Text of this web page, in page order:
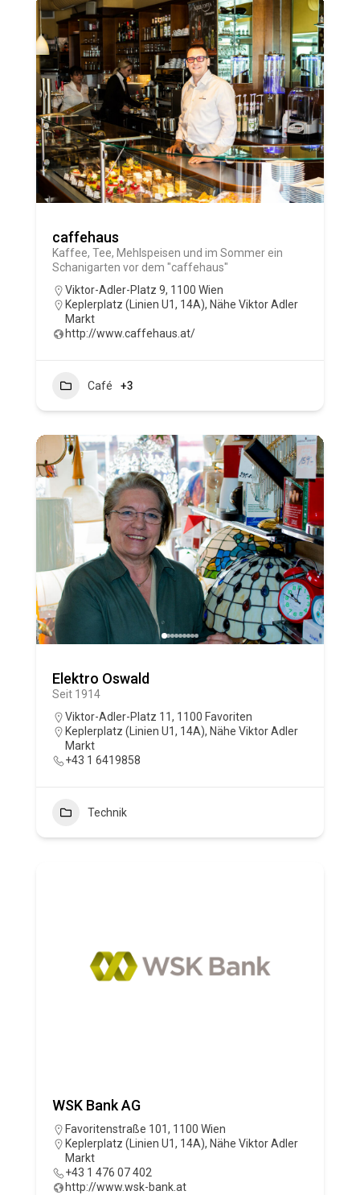
caffehaus
Kaffee, Tee, Mehlspeisen und im Sommer ein
Schanigarten vor dem "caffehaus"
Viktor-Adler-Platz 9, 1100 Wien
Keplerplatz (Linien U1, 14A), Nähe Viktor Adler
Markt
http://www.caffehaus.at/
Café +3
Elektro Oswald
Seit 1914
Viktor-Adler-Platz 11, 1100 Favoriten
Keplerplatz (Linien U1, 14A), Nähe Viktor Adler
Markt
+43 1 6419858
Technik
WSK Bank AG
Favoritenstraße 101, 1100 Wien
Keplerplatz (Linien U1, 14A), Nähe Viktor Adler
Markt
+43 1 476 07 402
http://www.wsk-bank.at